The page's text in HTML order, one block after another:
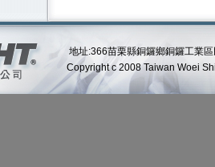
地址:366苗栗縣銅鑼鄉銅鑼工業區
Copyright c 2008 Taiwan Woei